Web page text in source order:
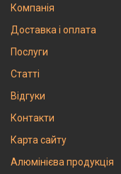
Компанія
Доставка і оплата
Послуги
Статті
Відгуки
Контакти
Карта сайту
Алюмінієва продукція